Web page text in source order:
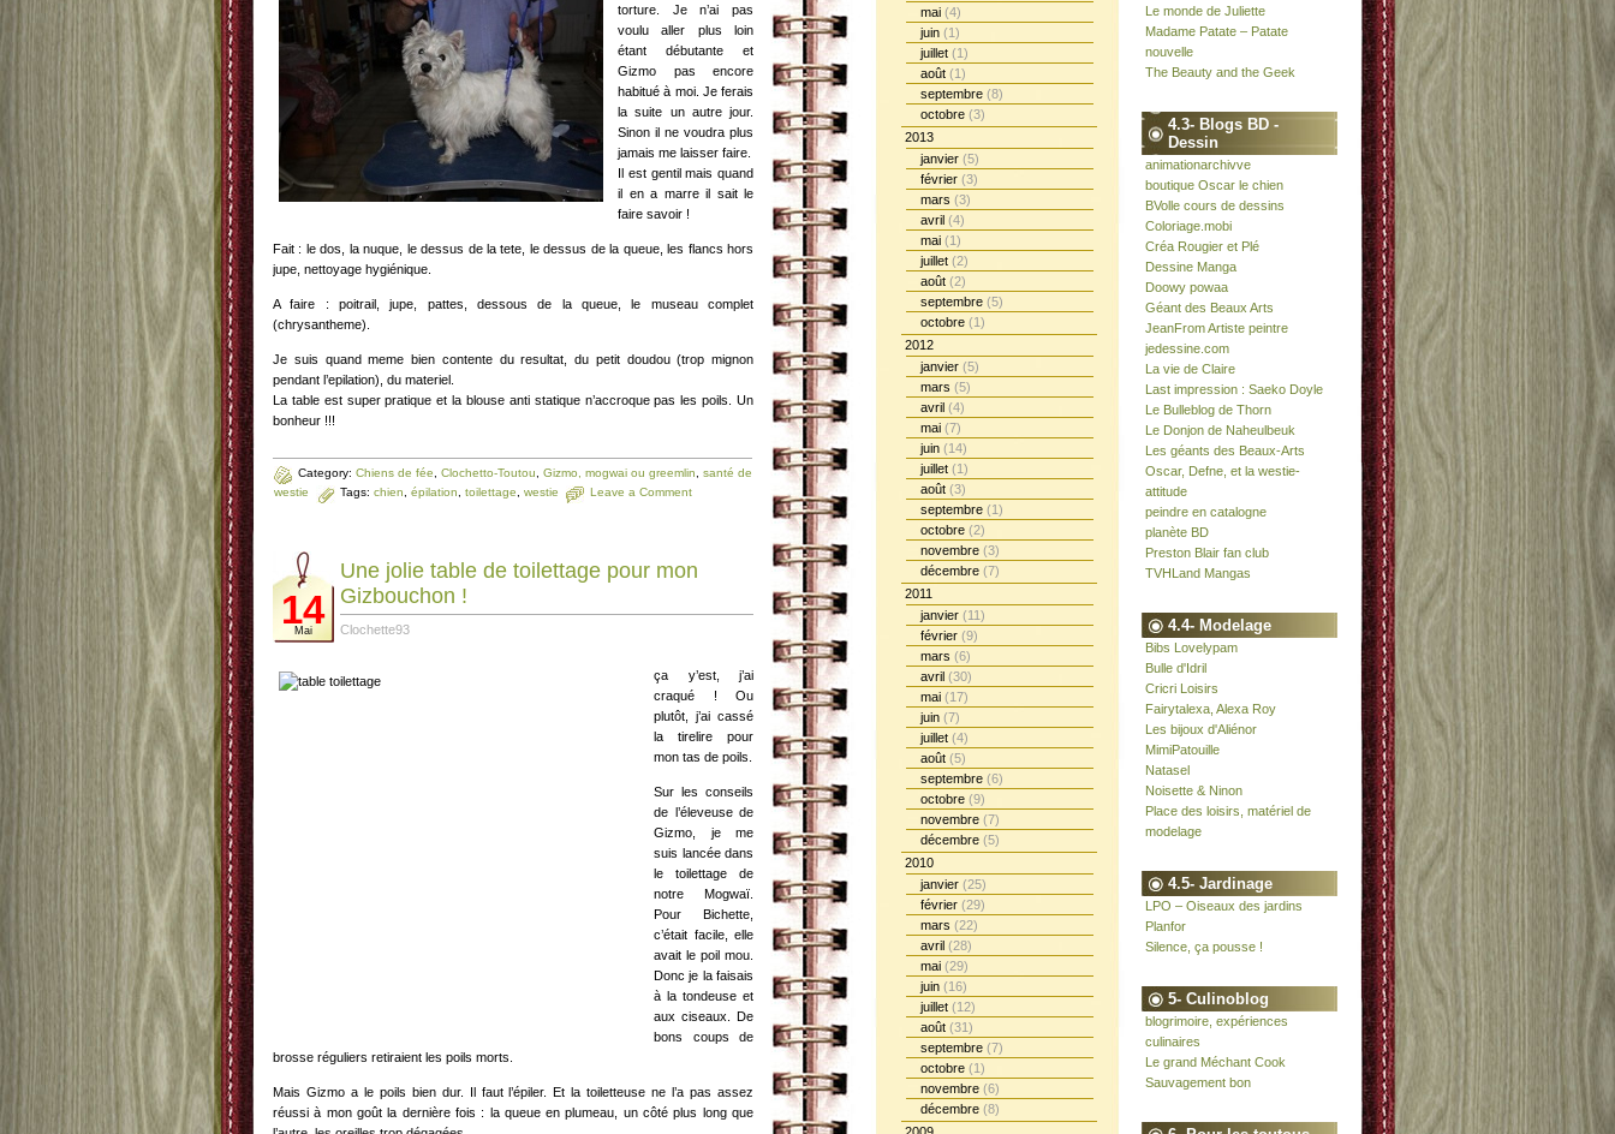
torture. Je n’ai pas
voulu aller plus loin
étant débutante et
Gizmo pas encore
habitué à moi. Je ferais
la suite un autre jour.
Sinon il ne voudra plus
jamais me laisser faire.
Il est gentil mais quand
il en a marre il sait le
faire savoir !
Fait : le dos, la nuque, le dessus de la tete, le dessus de la queue, les flancs hors
jupe, nettoyage hygiénique.
A faire : poitrail, jupe, pattes, dessous de la queue, le museau complet
(chrysantheme).
Je suis quand meme bien contente du resultat, du petit doudou (trop mignon
pendant l’epilation), du materiel.
La table est super pratique et la blouse anti statique n’accroque pas les poils. Un
bonheur !!!
Category: Chiens de fée Clochetto-Toutou Gizmo, mogwai ou greemlin
santé de
westie
Tags: chien épilation toilettage westie Leave a Comment
14
Mai
Une jolie table de toilettage pour mon
Gizbouchon !
Clochette93
ça y’est, j’ai
craqué ! Ou
plutôt, j’ai cassé
la tirelire pour
mon tas de poils.
Sur les conseils
de l’éleveuse de
Gizmo, je me
suis lancée dans
le toilettage de
notre Mogwaï.
Pour Bichette,
c’était facile, elle
avait le poil mou.
Donc je la faisais
à la tondeuse et
aux ciseaux. De
bons coups de
brosse réguliers retiraient les poils morts.
Mais Gizmo a le poils bien dur. Il faut l’épiler. Et la toiletteuse ne l’a pas assez
réussi à mon goût la dernière fois : la queue en plumeau, un côté plus long que
mai (4)
juin (1)
juillet (1)
août (1)
septembre (8)
octobre (3)
2013
janvier (5)
février (3)
mars (3)
avril (4)
mai (1)
juillet (2)
août (2)
septembre (5)
octobre (1)
2012
janvier (5)
mars (5)
avril (4)
mai (7)
juin (14)
juillet (1)
août (3)
septembre (1)
octobre (2)
novembre (3)
décembre (7)
2011
janvier (11)
février (9)
mars (6)
avril (30)
mai (17)
juin (7)
juillet (4)
août (5)
septembre (6)
octobre (9)
novembre (7)
décembre (5)
2010
janvier (25)
février (29)
mars (22)
avril (28)
mai (29)
juin (16)
juillet (12)
août (31)
septembre (7)
octobre (1)
novembre (6)
décembre (8)
Le monde de Juliette
Madame Patate – Patate
nouvelle
The Beauty and the Geek
4.3- Blogs BD -
Dessin
animationarchivve
boutique Oscar le chien
BVolle cours de dessins
Coloriage.mobi
Créa Rougier et Plé
Dessine Manga
Doowy powaa
Géant des Beaux Arts
JeanFrom Artiste peintre
jedessine.com
La vie de Claire
Last impression : Saeko Doyle
Le Bulleblog de Thorn
Le Donjon de Naheulbeuk
Les géants des Beaux-Arts
Oscar, Defne, et la westie-
attitude
peindre en catalogne
planète BD
Preston Blair fan club
TVHLand Mangas
4.4- Modelage
Bibs Lovelypam
Bulle d'Idril
Cricri Loisirs
Fairytalexa, Alexa Roy
Les bijoux d'Aliénor
MimiPatouille
Natasel
Noisette & Ninon
Place des loisirs, matériel de
modelage
4.5- Jardinage
LPO – Oiseaux des jardins
Planfor
Silence, ça pousse !
5- Culinoblog
blogrimoire, expériences
culinaires
Le grand Méchant Cook
Sauvagement bon